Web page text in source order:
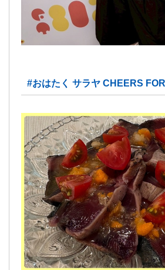
#おはたく サラヤ CHEERS